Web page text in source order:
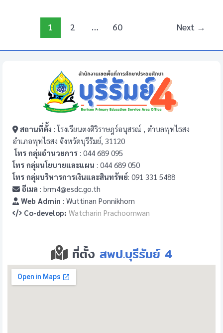
1 2 … 60 Next →
สถานที่ตั้ง : โรงเรียนตงศิริราษฎร์อนุสรณ์ , ตำบลพุทไธสง
อำเภอพุทไธสง จังหวัดบุรีรัมย์, 31120
โทร กลุ่มอำนวยการ : 044 689 095
โทร กลุ่มนโยบายและแผน : 044 689 050
โทร กลุ่มบริหารการเงินและสินทรัพย์: 091 331 5488
อีเมล : brm4@esdc.go.th
Web Admin : Wuttinan Ponnikhom
Co-develop: Watcharin Prachoomwan
ที่ตั้ง สพป.บุรีรัมย์ 4